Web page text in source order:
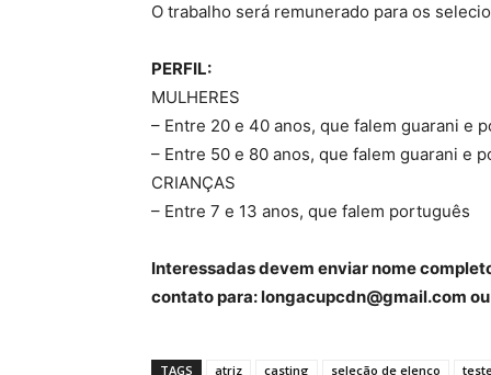
O trabalho será remunerado para os
PERFIL:
MULHERES
– Entre 20 e 40 anos, que falem guarani e
– Entre 50 e 80 anos, que falem guarani e
CRIANÇAS
– Entre 7 e 13 anos, que falem português
Interessadas devem enviar nome
contato para: longacupcdn@gmail.com
TAGS atriz casting seleção de elenco